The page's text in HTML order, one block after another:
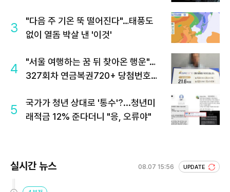
3
"다음 주 기온 뚝 떨어진다"…태풍도
없이 열돔 박살 낸 '이것'
4
"서울 여행하는 꿈 뒤 찾아온 행운"…
327회차 연금복권720+ 당첨번호조
5
국가가 청년 상대로 '통수'?...청년미
래적금 12% 준다더니 "응, 오류야"
실시간 뉴스 08.07 15:56 UPDATE